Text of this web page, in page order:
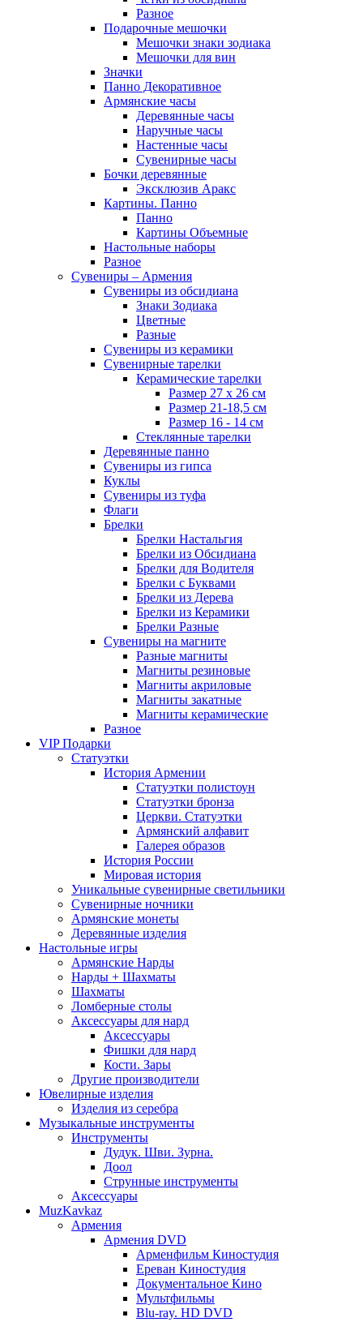
Разное
Подарочные мешочки
Мешочки знаки зодиака
Мешочки для вин
Значки
Панно Декоративное
Армянские часы
Деревянные часы
Наручные часы
Настенные часы
Сувенирные часы
Бочки деревянные
Эксклюзив Аракс
Картины. Панно
Панно
Картины Объемные
Настольные наборы
Разное
Сувениры – Армения
Сувениры из обсидиана
Знаки Зодиака
Цветные
Разные
Сувениры из керамики
Сувенирные тарелки
Керамические тарелки
Размер 27 х 26 см
Размер 21-18,5 см
Размер 16 - 14 см
Стеклянные тарелки
Деревянные панно
Сувениры из гипса
Куклы
Сувениры из туфа
Флаги
Брелки
Брелки Настальгия
Брелки из Обсидиана
Брелки для Водителя
Брелки с Буквами
Брелки из Дерева
Брелки из Керамики
Брелки Разные
Сувениры на магните
Разные магниты
Магниты резиновые
Магниты акриловые
Магниты закатные
Магниты керамические
Разное
VIP Подарки
Статуэтки
История Армении
Статуэтки полистоун
Статуэтки бронза
Церкви. Статуэтки
Армянский алфавит
Галерея образов
История России
Мировая история
Уникальные сувенирные светильники
Сувенирные ночники
Армянские монеты
Деревянные изделия
Настольные игры
Армянские Нарды
Нарды + Шахматы
Шахматы
Ломберные столы
Аксессуары для нард
Аксессуары
Фишки для нард
Кости. Зары
Другие производители
Ювелирные изделия
Изделия из серебра
Музыкальные инструменты
Инструменты
Дудук. Шви. Зурна.
Доол
Струнные инструменты
Аксессуары
MuzKavkaz
Армения
Армения DVD
Арменфильм Киностудия
Ереван Киностудия
Документальное Кино
Мультфильмы
Blu-ray. HD DVD